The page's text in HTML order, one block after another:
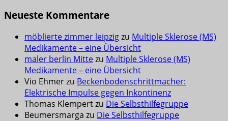
Neueste Kommentare
möblierte zimmer leipzigzu Multiple Sklerose (MS)
Medikamente – eine Übersicht
maler berlin Mittezu Multiple Sklerose (MS)
Medikamente – eine Übersicht
Vio Ehmerzu Beckenbodenschrittmacher:
Elektrische Impulse gegen Inkontinenz
Thomas Klempertzu Die Selbsthilfegruppe
Beumersmarga zu Die Selbsthilfegruppe